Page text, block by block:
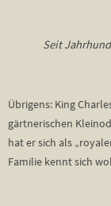
Seit
Übrigens: King
gärtnerischen
hat er sich als
Familie kennt sich